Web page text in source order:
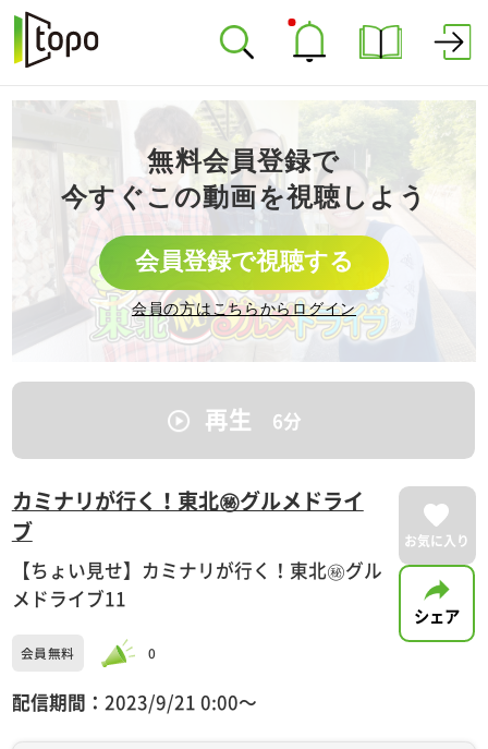
無料会員登録で
今すぐこの動画を視聴しよう
会員登録で視聴する
会員の方はこちらからログイン
再生 6分
カミナリが行く！東北㊙グルメドライ
ブ
【ちょい見せ】カミナリが行く！東北㊙グル
メドライブ11
会員無料 0
配信期間： 2023/9/21 0:00〜
お気に入り
シェア